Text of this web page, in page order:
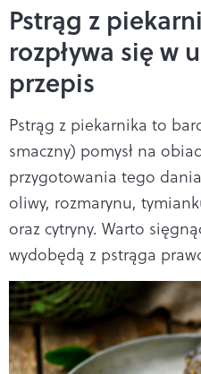
Pstrąg z
rozpływa się w
przepis
Pstrąg z piekarnika to
smaczny) pomysł na
przygotowania tego
oliwy, rozmarynu,
oraz cytryny. Warto
wydobędą z pstrąga